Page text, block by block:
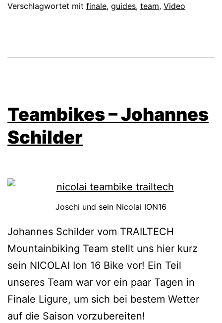
Verschlagwortet mit finale, guides, team, Video
Teambikes – Johannes
Schilder
Joschi und sein Nicolai ION16
Johannes Schilder vom TRAILTECH
Mountainbiking Team stellt uns hier kurz
sein NICOLAI Ion 16 Bike vor! Ein Teil
unseres Team war vor ein paar Tagen in
Finale Ligure, um sich bei bestem Wetter
auf die Saison vorzubereiten!